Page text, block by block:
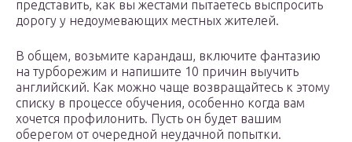
представить, как вы жестами пытаетесь выспросить
дорогу у недоумевающих местных жителей.
В общем, возьмите карандаш, включите фантазию
на турборежим и напишите 10 причин выучить
английский. Как можно чаще возвращайтесь к этому
списку в процессе обучения, особенно когда вам
хочется профилонить. Пусть он будет вашим
оберегом от очередной неудачной попытки.